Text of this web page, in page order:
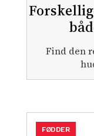
Find den
FØDDER